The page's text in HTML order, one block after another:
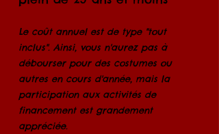
Le coût annuel est de type "tout
inclus". Ainsi, vous n'aurez pas à
débourser pour des costumes ou
autres en cours d'année, mais la
participation aux activités de
financement est grandement
appréciée.